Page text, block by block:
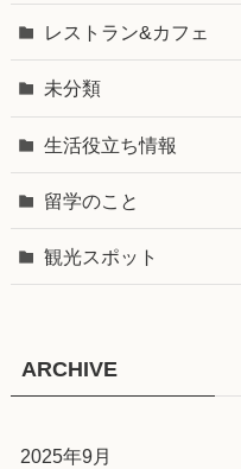
レストラン&カフェ
未分類
生活役立ち情報
留学のこと
観光スポット
ARCHIVE
2025年9月